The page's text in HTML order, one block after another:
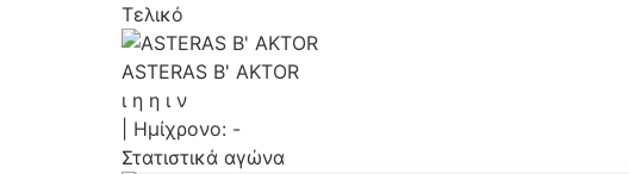
Τελικό
ASTERAS B' AKTOR
ι η η ι ν
Ημίχρονο: -
Στατιστικά αγώνα